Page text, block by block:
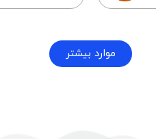
موارد بیشتر